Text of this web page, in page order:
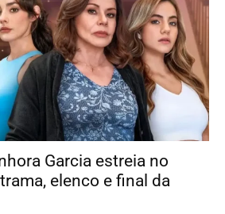
Garcia estreia no
elenco e final da